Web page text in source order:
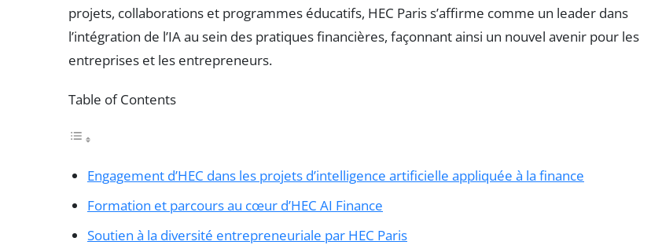
projets, collaborations et programmes éducatifs, HEC Paris s’affirme comme un leader dans
l’intégration de l’IA au sein des pratiques financières, façonnant ainsi un nouvel avenir pour les
entreprises et les entrepreneurs.
Table of Contents
Engagement d’HEC dans les projets d’intelligence artificielle appliquée à la finance
Formation et parcours au cœur d’HEC AI Finance
Soutien à la diversité entrepreneuriale par HEC Paris